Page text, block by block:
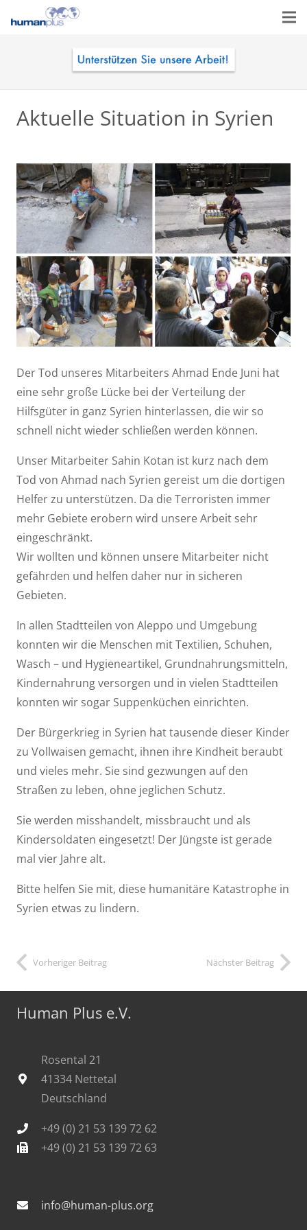
Aktuelle Situation in Syrien
Der Tod unseres Mitarbeiters Ahmad Ende Juni hat
eine sehr große Lücke bei der Verteilung der
Hilfsgüter in ganz Syrien hinterlassen, die wir so
schnell nicht wieder schließen werden können.
Unser Mitarbeiter Sahin Kotan ist kurz nach dem
Tod von Ahmad nach Syrien gereist um die dortigen
Helfer zu unterstützen. Da die Terroristen immer
mehr Gebiete erobern wird unsere Arbeit sehr
eingeschränkt.
Wir wollten und können unsere Mitarbeiter nicht
gefährden und helfen daher nur in sicheren
Gebieten.
In allen Stadtteilen von Aleppo und Umgebung
konnten wir die Menschen mit Textilien, Schuhen,
Wasch – und Hygieneartikel, Grundnahrungsmitteln,
Kindernahrung versorgen und in vielen Stadtteilen
konnten wir sogar Suppenküchen einrichten.
Der Bürgerkrieg in Syrien hat tausende dieser Kinder
zu Vollwaisen gemacht, ihnen ihre Kindheit beraubt
und vieles mehr. Sie sind gezwungen auf den
Straßen zu leben, ohne jeglichen Schutz.
Sie werden misshandelt, missbraucht und als
Kindersoldaten eingesetzt! Der Jüngste ist gerade
mal vier Jahre alt.
Bitte helfen Sie mit, diese humanitäre Katastrophe in
Syrien etwas zu lindern.
Vorheriger Beitrag Nächster Beitrag
Human Plus e.V.
Rosental 21
41334 Nettetal
Deutschland
+49 (0) 21 53 139 72 62
+49 (0) 21 53 139 72 63
info@human-plus.org